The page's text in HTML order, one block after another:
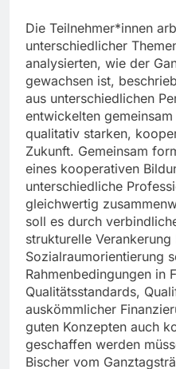
Die Teilnehmer*innen
unterschiedlicher
analysierten, wie der
gewachsen ist,
aus unterschiedlichen
entwickelten
qualitativ starken,
Zukunft. Gemeinsam
eines kooperativen
unterschiedliche
gleichwertig
soll es durch
strukturelle
Sozialraumorientierung
Rahmenbedingungen in
Qualitätsstandards,
auskömmlicher
guten Konzepten auch
geschaffen werden
Bischer vom